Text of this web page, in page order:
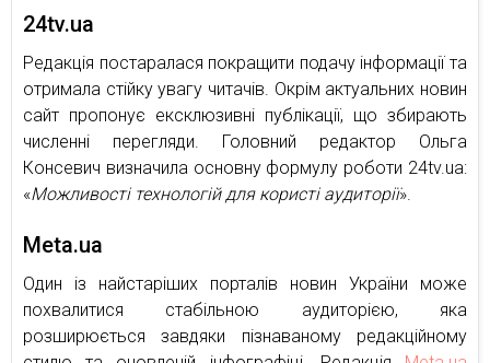
24tv.ua
Редакція постаралася покращити подачу інформації та
отримала стійку увагу читачів. Окрім актуальних новин
сайт пропонує ексклюзивні публікації, що збирають
численні перегляди. Головний редактор Ольга
Консевич визначила основну формулу роботи 24tv.ua:
«Можливості технологій для користі аудиторії».
Meta.ua
Один із найстаріших порталів новин України може
похвалитися стабільною аудиторією, яка
розширюється завдяки пізнаваному редакційному